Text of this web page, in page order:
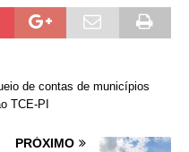
de contas de municípios
TCE-PI
PRÓXIMO